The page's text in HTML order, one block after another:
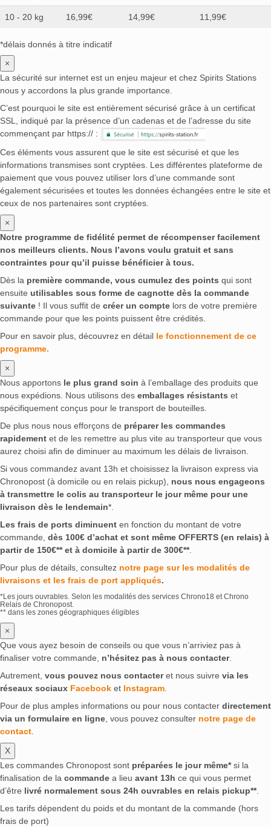
10 - 20 kg 16,99€ 14,99€ 11,99€
*délais donnés à titre indicatif
×
La sécurité sur internet est un enjeu majeur et chez Spirits Stations
nous y accordons la plus grande importance.
C’est pourquoi le site est entièrement sécurisé grâce à un certificat
SSL, indiqué par la présence d’un cadenas et de l’adresse du site
commençant par https:// :
Ces éléments vous assurent que le site est sécurisé et que les
informations transmises sont cryptées. Les différentes plateforme de
paiement que vous pouvez utiliser lors d’une commande sont
également sécurisées et toutes les données échangées entre le site et
ceux de nos partenaires sont cryptées.
×
Notre programme de fidélité permet de récompenser facilement
nos meilleurs clients. Nous l’avons voulu gratuit et sans
contraintes pour qu’il puisse bénéficier à tous.
Dès la première commande, vous cumulez des points qui sont
ensuite utilisables sous forme de cagnotte dès la commande
suivante ! Il vous suffit de créer un compte lors de votre première
commande pour que les points puissent être crédités.
Pour en savoir plus, découvrez en détail le fonctionnement de ce
programme.
×
Nous apportons le plus grand soin à l’emballage des produits que
nous expédions. Nous utilisons des emballages résistants et
spécifiquement conçus pour le transport de bouteilles.
De plus nous nous efforçons de préparer les commandes
rapidement et de les remettre au plus vite au transporteur que vous
aurez choisi afin de diminuer au maximum les délais de livraison.
Si vous commandez avant 13h et choisissez la livraison express via
Chronopost (à domicile ou en relais pickup), nous nous engageons
à transmettre le colis au transporteur le jour même pour une
livraison dès le lendemain*.
Les frais de ports diminuent en fonction du montant de votre
commande, dès 100€ d’achat et sont même OFFERTS (en relais) à
partir de 150€** et à domicile à partir de 300€**.
Pour plus de détails, consultez notre page sur les modalités de
livraisons et les frais de port appliqués.
*Les jours ouvrables. Selon les modalités des services Chrono18 et Chrono
Relais de Chronopost.
** dans les zones géographiques éligibles
×
Que vous ayez besoin de conseils ou que vous n’arriviez pas à
finaliser votre commande, n’hésitez pas à nous contacter.
Autrement, vous pouvez nous contacteret nous suivre via les
réseaux sociaux Facebook et Instagram
Pour de plus amples informations ou pour nous contacter directement
via un formulaire en ligne , vous pouvez consulter notre page de
contact
X
Les commandes Chronopost sont préparées le jour même*si la
finalisation de la commande a lieu avant 13h ce qui vous permet
d’être livré normalement sous 24h ouvrables en relais pickup**.
Les tarifs dépendent du poids et du montant de la commande (hors
frais de port)